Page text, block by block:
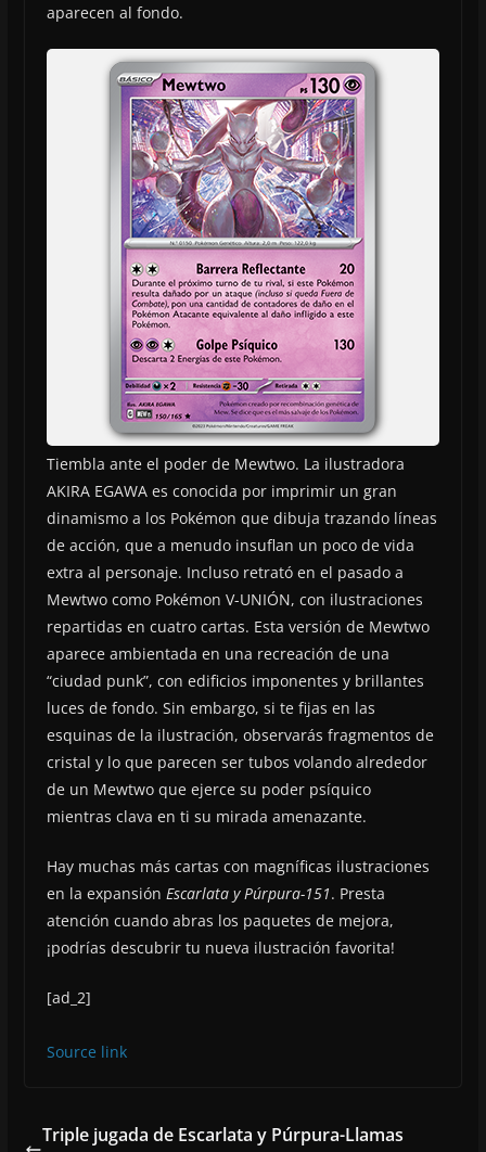
aparecen al fondo.
Tiembla ante el poder de Mewtwo. La ilustradora
AKIRA EGAWA es conocida por imprimir un gran
dinamismo a los Pokémon que dibuja trazando líneas
de acción, que a menudo insuflan un poco de vida
extra al personaje. Incluso retrató en el pasado a
Mewtwo como Pokémon V-UNIÓN, con ilustraciones
repartidas en cuatro cartas. Esta versión de Mewtwo
aparece ambientada en una recreación de una
“ciudad punk”, con edificios imponentes y brillantes
luces de fondo. Sin embargo, si te fijas en las
esquinas de la ilustración, observarás fragmentos de
cristal y lo que parecen ser tubos volando alrededor
de un Mewtwo que ejerce su poder psíquico
mientras clava en ti su mirada amenazante.
Hay muchas más cartas con magníficas ilustraciones
en la expansión Escarlata y Púrpura-151. Presta
atención cuando abras los paquetes de mejora,
¡podrías descubrir tu nueva ilustración favorita!
[ad_2]
Source link
Triple jugada de Escarlata y Púrpura-Llamas